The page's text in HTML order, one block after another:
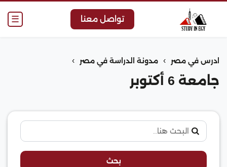
☰ تواصل معنا
ادرس في مصر › مدونة الدراسة في مصر ›
جامعة 6 أكتوبر
بحث